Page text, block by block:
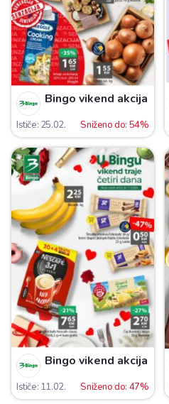
Bingo vikend akcija
Ističe: 25.02. Sniženo do: 54%
Bingo vikend akcija
Ističe: 11.02. Sniženo do: 47%